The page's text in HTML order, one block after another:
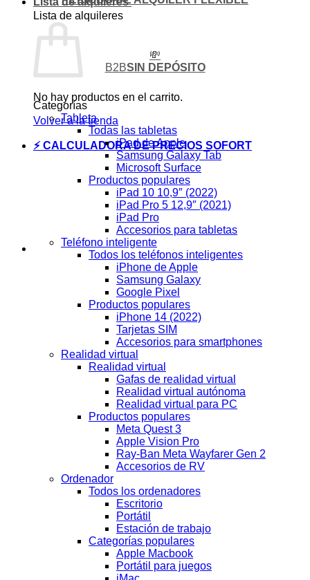
Lista de alquileres
No hay productos en el carrito.
Volver a la tienda
⚡ CALCULADORA DE PRECIOS SOFORT
💸
B2BSIN DEPÓSITO
Categorías
Tableta
Todas las tabletas
iPad de Apple
Samsung Galaxy Tab
Microsoft Surface
Productos populares
iPad 10 10,9″ (2022)
iPad Pro 5 12,9″ (2021)
iPad Pro
Accesorios para tabletas
Teléfono inteligente
Todos los teléfonos inteligentes
iPhone de Apple
Samsung Galaxy
Google Pixel
Productos populares
iPhone 14 (2022)
Tarjetas SIM
Accesorios para smartphones
Realidad virtual
Realidad virtual
Gafas de realidad virtual
Realidad virtual autónoma
Realidad virtual para PC
Productos populares
Meta Quest 3
Apple Vision Pro
Ray-Ban Meta Wayfarer Gen 2
Accesorios de RV
Ordenador
Todos los ordenadores
Escritorio
Portátil
Estación de trabajo
Categorías populares
Apple Macbook
Portátil para juegos